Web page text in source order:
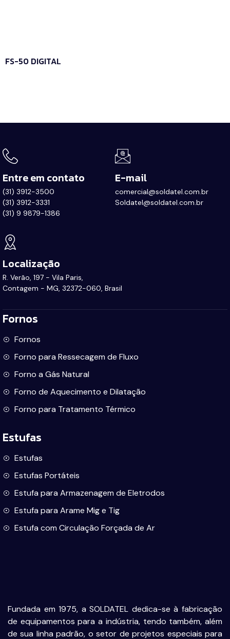
FS-50 DIGITAL
Fundada em 1975, a SOLDATEL dedica-se à fabricação
de equipamentos para a indústria, tendo também, além
de sua linha padrão, o setor de projetos especiais para
Entre em contato
(31) 3912-3500
(31) 3912-3331
(31) 9 9879-1386
E-mail
comercial@soldatel.com.br
Soldatel@soldatel.com.br
Localização
R. Verão, 197 - Vila Paris,
Contagem - MG, 32372-060, Brasil
Fornos
Fornos
Forno para Ressecagem de Fluxo
Forno a Gás Natural
Forno de Aquecimento e Dilatação
Forno para Tratamento Térmico
Estufas
Estufas
Estufas Portáteis
Estufa para Armazenagem de Eletrodos
Estufa para Arame Mig e Tig
Estufa com Circulação Forçada de Ar